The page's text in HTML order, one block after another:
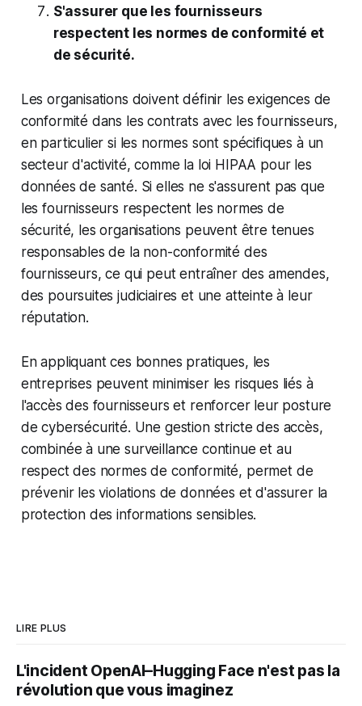
S'assurer que les fournisseurs
respectent les normes de conformité et
de sécurité.
Les organisations doivent définir les exigences de
conformité dans les contrats avec les fournisseurs,
en particulier si les normes sont spécifiques à un
secteur d'activité, comme la loi HIPAA pour les
données de santé. Si elles ne s'assurent pas que
les fournisseurs respectent les normes de
sécurité, les organisations peuvent être tenues
responsables de la non-conformité des
fournisseurs, ce qui peut entraîner des amendes,
des poursuites judiciaires et une atteinte à leur
réputation.
En appliquant ces bonnes pratiques, les
entreprises peuvent minimiser les risques liés à
l'accès des fournisseurs et renforcer leur posture
de cybersécurité. Une gestion stricte des accès,
combinée à une surveillance continue et au
respect des normes de conformité, permet de
prévenir les violations de données et d'assurer la
protection des informations sensibles.
LIRE PLUS
L'incident OpenAI–Hugging Face n'est pas la
révolution que vous imaginez